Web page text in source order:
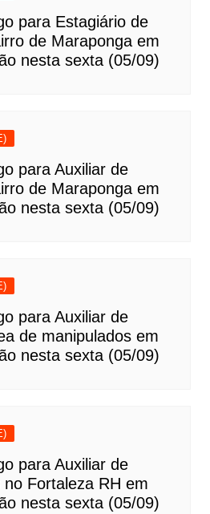
para Estagiário de
de Maraponga em
nesta sexta (05/09)
para Auxiliar de
de Maraponga em
nesta sexta (05/09)
para Auxiliar de
de manipulados em
nesta sexta (05/09)
para Auxiliar de
Fortaleza RH em
nesta sexta (05/09)